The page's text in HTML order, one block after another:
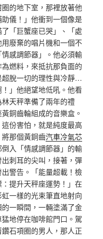
的地下室，那裡放著他
儀！」他衝到一個像是
「巨蟹座已哭」、「處
廢棄的唱片機和一個不
感調節器」。他必須輸
燃料，來抵抗那負面的
超脫一切的理性與冷靜…
」他絕望地低吼。他看
天秤準備了兩年的禮
銅齒輪組成的音樂盒。
份害怕，就是純度最高
那個黃銅齒汽車冷氣芯
入「情感調節器」的輸
刺耳的尖叫，接著，彈
警告。「能量超載！檢
提升天秤座運勢！」在
一樣的光束筆直地射向
一瞬間，一輛塗滿了金
地停在咖啡館門口。駕
石項圈的男人，那人正